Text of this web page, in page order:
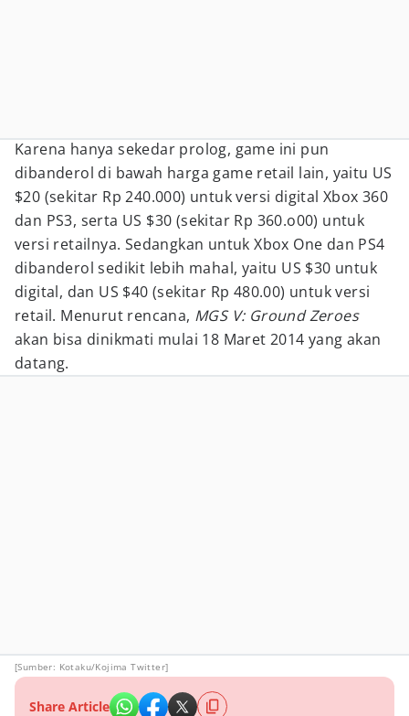
Karena hanya sekedar prolog, game ini pun
dibanderol di bawah harga game retail lain, yaitu US
$20 (sekitar Rp 240.000) untuk versi digital Xbox 360
dan PS3, serta US $30 (sekitar Rp 360.o00) untuk
versi retailnya. Sedangkan untuk Xbox One dan PS4
dibanderol sedikit lebih mahal, yaitu US $30 untuk
digital, dan US $40 (sekitar Rp 480.00) untuk versi
retail. Menurut rencana, MGS V: Ground Zeroes
akan bisa dinikmati mulai 18 Maret 2014 yang akan
datang.
[Sumber: Kotaku/Kojima Twitter]
Share Article